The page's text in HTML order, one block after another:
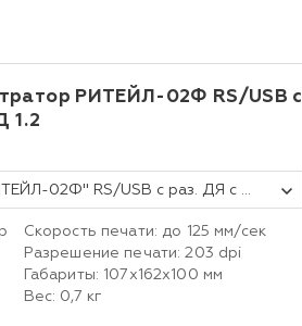
РИТЕЙЛ-02Ф RS/USB с
1.2
Фискальный регистратор ККТ "РИТЕЙЛ-02Ф" RS/USB с раз. ДЯ c Wi-Fi (белый) без ФН ФФД 1.2
Скорость печати: до 125 мм/сек
Разрешение печати: 203 dpi
Габариты: 107х162х100 мм
Вес: 0,7 кг